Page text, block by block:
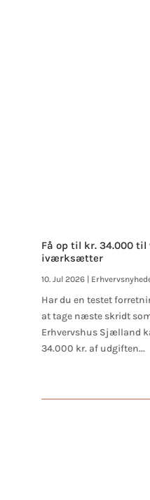
Få op til kr. 34.000
iværksætter
10. Jul 2026
Har du en testet
at tage næste skridt
Erhvervshus Sjælland
34.000 kr. af udgiften...